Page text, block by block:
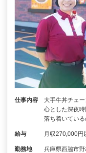
仕事内容
大手牛丼チェ
心とした深夜
落ち着いてい
給与 月収270,000円
勤務地
兵庫県西脇市